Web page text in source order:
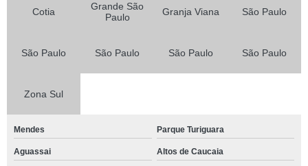
Cotia
Grande São
Paulo
Granja Viana São Paulo
São Paulo São Paulo São Paulo São Paulo
Zona Sul
Mendes Parque Turiguara
Aguassai Altos de Caucaia